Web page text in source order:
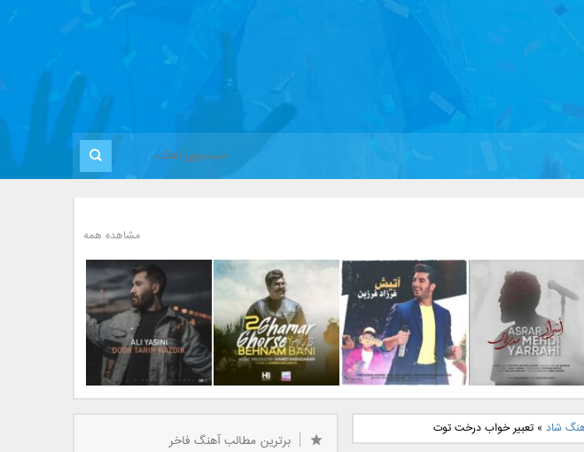
مشاهده همه
دانلود آهنگ جدید مهدی
یراحی بنام اسرار
دانلود آهنگ جدید فرزاد
فرزین بنام آتیش
بانی بنام قرص قمر 2
یاسینی بنام دورترین نزدیک
شاد »تعبیر خواب درخت توت
برترین مطالب آهنگ فاخر